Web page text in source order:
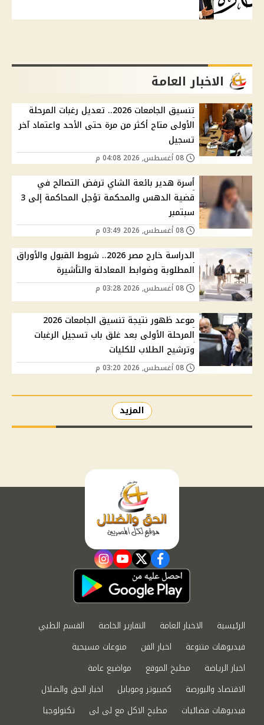
الاخبار العامة
تنسيق الجامعات 2026.. تعديل رغبات المرحلة
الأولى متاح أكثر من مرة حتى الأحد واعتماد آخر
تسجيل
أسرة هدير بائعة الشاي ترفض التصالح في
قضية الدهس والمحكمة تؤجل المحاكمة إلى 3
سبتمبر
الدراسة خارج مصر 2026.. شروط القبول والأوراق
المطلوبة وضوابط المعادلة والتأشيرة
موعد ظهور نتيجة تنسيق الجامعات 2026
المرحلة الأولى بعد غلق باب تسجيل الرغبات
وترشيح الطلاب للكليات
المزيد
facebook
twitter
youtube
instagram
الرئيسية الاخبار العامة التقارير الخاصة
القسم الطبي
فيديوهات متنوعة
اخبار الفن
منوعات مسيحية
اخبار الرياضة
مطبخ الموقع
مواضيع عامة
الاقتصاد والبورصة
كمبيوتر وموبايل
اخبار الحق والضلال
فيديوهات فضائيات
مطبخ الاكل مع لى لى
تكنولوجيا